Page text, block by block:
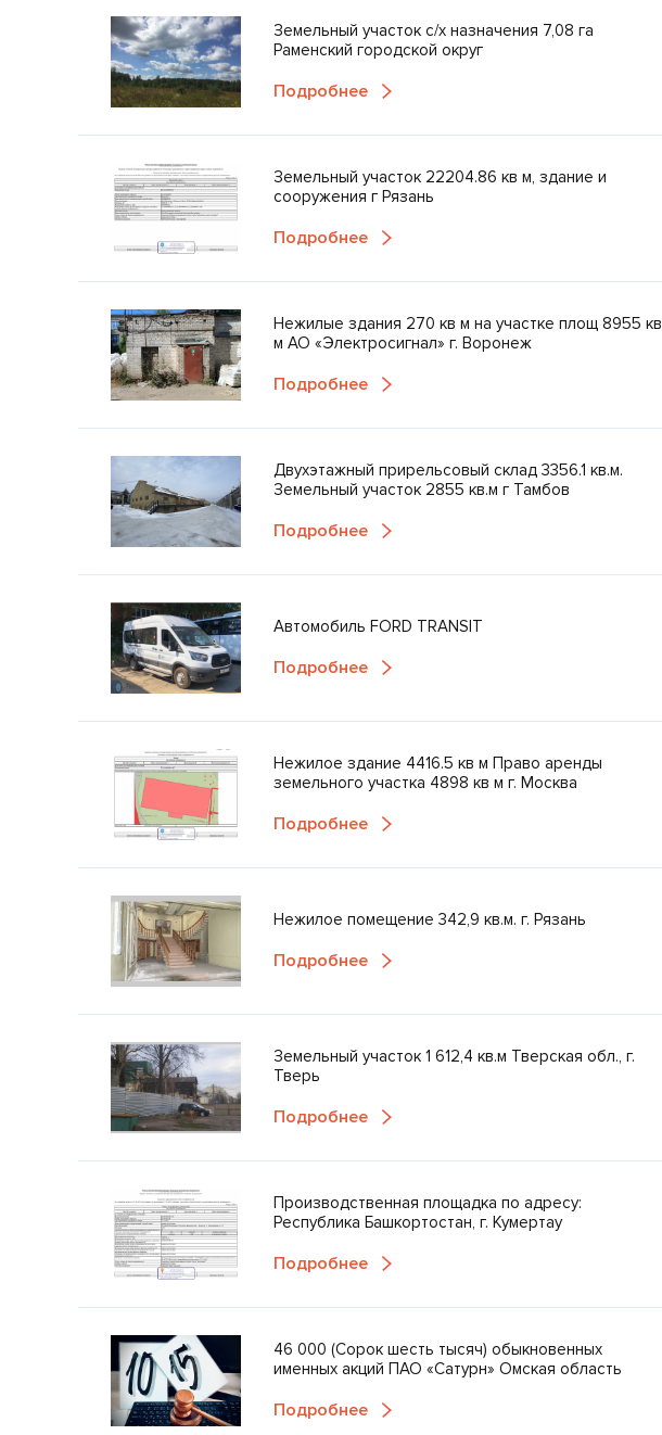
Земельный участок с/х назначения 7,08 га
Раменский городской округ
Подробнее
Земельный участок 22204.86 кв м, здание и
сооружения г Рязань
Подробнее
Нежилые здания 270 кв м на участке площ 8955 кв
м АО «Электросигнал» г. Воронеж
Подробнее
Двухэтажный прирельсовый склад 3356.1 кв.м.
Земельный участок 2855 кв.м г Тамбов
Подробнее
Автомобиль FORD TRANSIT
Подробнее
Нежилое здание 4416.5 кв м Право аренды
земельного участка 4898 кв м г. Москва
Подробнее
Нежилое помещение 342,9 кв.м. г. Рязань
Подробнее
Земельный участок 1 612,4 кв.м Тверская обл., г.
Тверь
Подробнее
Производственная площадка по адресу:
Республика Башкортостан, г. Кумертау
Подробнее
46 000 (Сорок шесть тысяч) обыкновенных
именных акций ПАО «Сатурн» Омская область
Подробнее